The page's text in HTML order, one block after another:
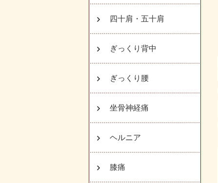
四十肩・五十肩
ぎっくり背中
ぎっくり腰
坐骨神経痛
ヘルニア
膝痛